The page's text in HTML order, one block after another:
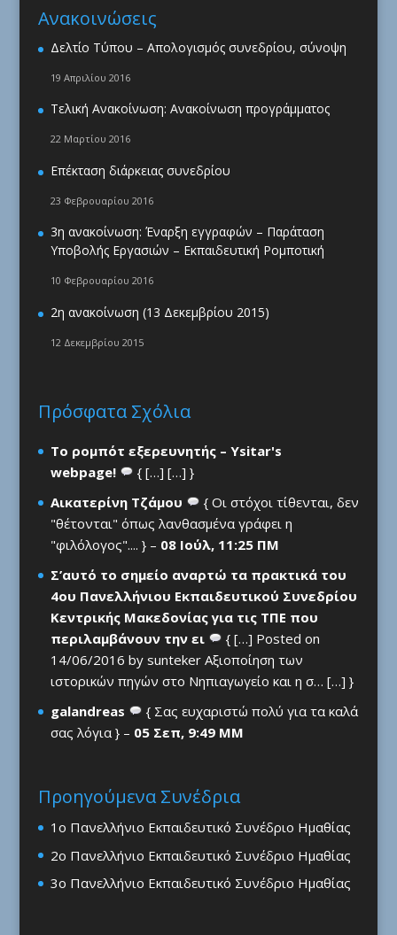
Ανακοινώσεις
Δελτίο Τύπου – Απολογισμός συνεδρίου, σύνοψη
19 Απριλίου 2016
Τελική Ανακοίνωση: Ανακοίνωση προγράμματος
22 Μαρτίου 2016
Επέκταση διάρκειας συνεδρίου
23 Φεβρουαρίου 2016
3η ανακοίνωση: Έναρξη εγγραφών – Παράταση
Υποβολής Εργασιών – Εκπαιδευτική Ρομποτική
10 Φεβρουαρίου 2016
2η ανακοίνωση (13 Δεκεμβρίου 2015)
12 Δεκεμβρίου 2015
Πρόσφατα Σχόλια
Το ρομπότ εξερευνητής – Ysitar's
webpage!
{ […] […] }
Αικατερίνη Τζάμου
{ Οι στόχοι τίθενται, δεν
"θέτονται" όπως λανθασμένα γράφει η
"φιλόλογος".... } – 08 Ιούλ, 11:25 ΠΜ
Σ’αυτό το σημείο αναρτώ τα πρακτικά του
4ου Πανελλήνιου Εκπαιδευτικού Συνεδρίου
Κεντρικής Μακεδονίας για τις ΤΠΕ που
περιλαμβάνουν την ει
{ […] Posted on
14/06/2016 by sunteker Αξιοποίηση των
ιστορικών πηγών στο Νηπιαγωγείο και η σ… […] }
galandreas
{ Σας ευχαριστώ πολύ για τα καλά
σας λόγια } – 05 Σεπ, 9:49 ΜΜ
Προηγούμενα Συνέδρια
1ο Πανελλήνιο Εκπαιδευτικό Συνέδριο Ημαθίας
2ο Πανελλήνιο Εκπαιδευτικό Συνέδριο Ημαθίας
3ο Πανελλήνιο Εκπαιδευτικό Συνέδριο Ημαθίας